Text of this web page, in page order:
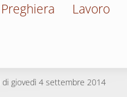
Preghiera Lavoro
di giovedì 4 settembre 2014